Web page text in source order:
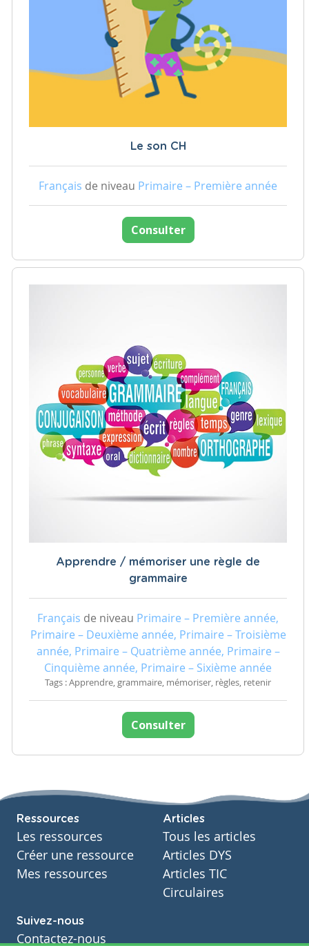
Le son CH
Français de niveau Primaire – Première année
Consulter
Apprendre / mémoriser une règle de
grammaire
Français de niveau Primaire – Première année,
Primaire – Deuxième année, Primaire – Troisième
année, Primaire – Quatrième année, Primaire –
Cinquième année, Primaire – Sixième année
Tags : Apprendre, grammaire, mémoriser, règles, retenir
Consulter
Ressources
Les ressources
Créer une ressource
Mes ressources
Articles
Tous les articles
Articles DYS
Articles TIC
Circulaires
Suivez-nous
Contactez-nous